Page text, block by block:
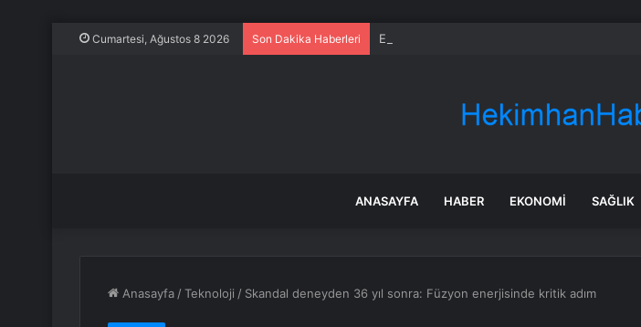
Cumartesi, Ağustos 8 2026 Son Dakika Haberleri Emniyet şeridinde feci ölüm: Servis şoförüne
ANASAYFA HABER EKONOMI SAĞLIK
Anasayfa /Teknoloji / Skandal deneyden 36 yıl sonra: Füzyon enerjisinde kritik adım